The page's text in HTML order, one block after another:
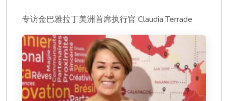
专访金巴雅拉丁美洲首席执行官 Claudia Terrade